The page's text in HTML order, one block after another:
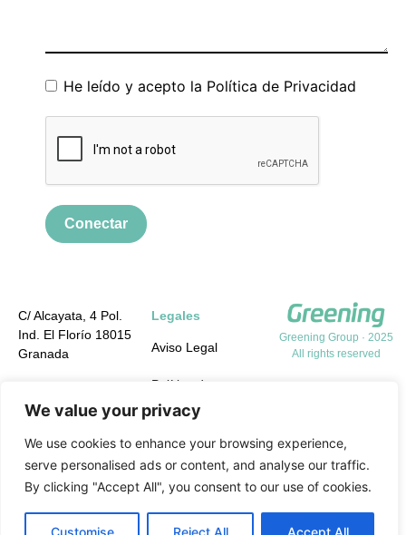
We value your privacy
We use cookies to enhance your browsing experience,
serve personalised ads or content, and analyse our traffic.
By clicking "Accept All", you consent to our use of cookies.
Customise Reject All Accept All
He leído y acepto la Política de Privacidad
Conectar
C/ Alcayata, 4 Pol.
Ind. El Florío 18015
Granada
info@greening-
group.com
Legales
Aviso Legal
Política de
Privacidad
Política de cookies
medio ambiente y
PRL
Greening Group · 2025
All rights reserved